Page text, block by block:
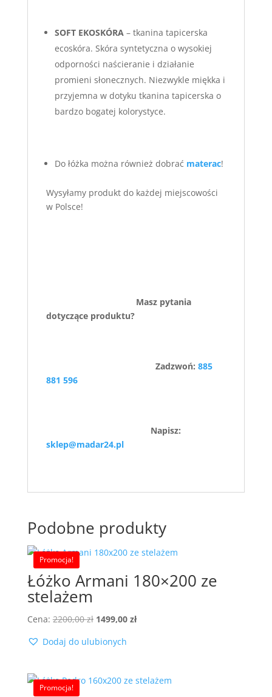
SOFT EKOSKÓRA – tkanina tapicerska
ecoskóra. Skóra syntetyczna o wysokiej
odporności naścieranie i działanie
promieni słonecznych. Niezwykle miękka i
przyjemna w dotyku tkanina tapicerska o
bardzo bogatej kolorystyce.
Do łóżka można również dobrać materac!
Wysyłamy produkt do każdej miejscowości
w Polsce!
Masz pytania
dotyczące produktu?
Zadzwoń: 885
881 596
Napisz:
sklep@madar24.pl
Podobne produkty
Promocja!
Łóżko Armani 180×200 ze
stelażem
Cena: 2200,00zł Pierwotna
wynosiła:
1499,00 złAktualna
Dodaj do ulubionych
Promocja!